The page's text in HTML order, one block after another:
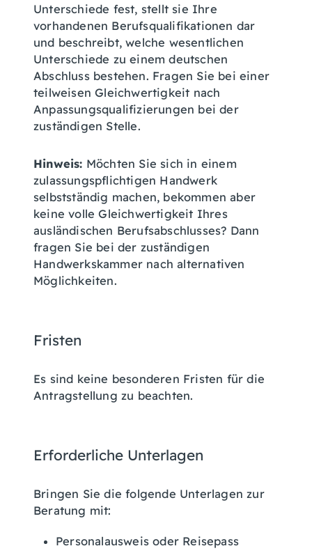
Unterschiede fest, stellt sie Ihre
vorhandenen Berufsqualifikationen dar
und beschreibt, welche wesentlichen
Unterschiede zu einem deutschen
Abschluss bestehen. Fragen Sie bei einer
teilweisen Gleichwertigkeit nach
Anpassungsqualifizierungen bei der
zuständigen Stelle.
Hinweis: Möchten Sie sich in einem
zulassungspflichtigen Handwerk
selbstständig machen, bekommen aber
keine volle Gleichwertigkeit Ihres
ausländischen Berufsabschlusses? Dann
fragen Sie bei der zuständigen
Handwerkskammer nach alternativen
Möglichkeiten.
Fristen
Es sind keine besonderen Fristen für die
Antragstellung zu beachten.
Erforderliche Unterlagen
Bringen Sie die folgende Unterlagen zur
Beratung mit:
Personalausweis oder Reisepass